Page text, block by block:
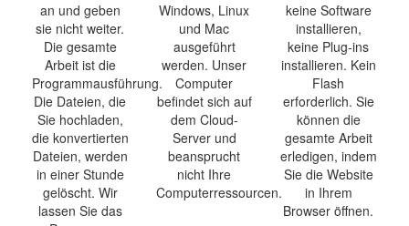
an und geben
sie nicht weiter.
Die gesamte
Arbeit ist die
Programmausführung.
Die Dateien, die
Sie hochladen,
die konvertierten
Dateien, werden
in einer Stunde
gelöscht. Wir
lassen Sie das
Windows, Linux
und Mac
ausgeführt
werden. Unser
Computer
befindet sich auf
dem Cloud-
Server und
beansprucht
nicht Ihre
Computerressourcen.
keine Software
installieren,
keine Plug-ins
installieren. Kein
Flash
erforderlich. Sie
können die
gesamte Arbeit
erledigen, indem
Sie die Website
in Ihrem
Browser öffnen.